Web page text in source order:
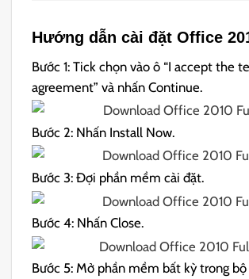
Hướng dẫn cài đặt Office
Bước 1: Tick chọn vào ô “I accept the
agreement” và nhấn Continue.
Bước 2: Nhấn Install Now.
Bước 3: Đợi phần mềm cài đặt.
Bước 4: Nhấn Close.
Bước 5: Mở phần mềm bất kỳ trong